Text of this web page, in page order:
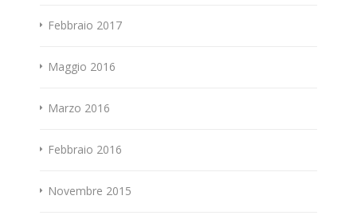
Febbraio 2017
Maggio 2016
Marzo 2016
Febbraio 2016
Novembre 2015